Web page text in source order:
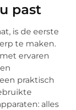
past
is de eerste
te maken.
ervaren
praktisch
alles